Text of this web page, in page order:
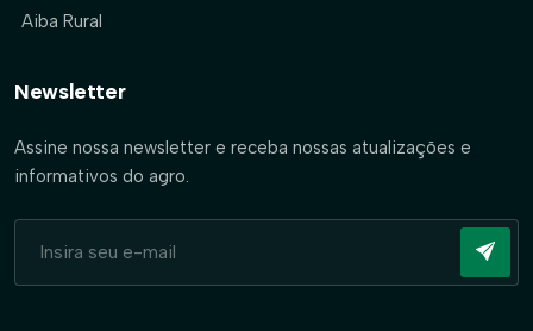
Aiba Rural
Newsletter
Assine nossa newsletter e receba nossas atualizações e
informativos do agro.